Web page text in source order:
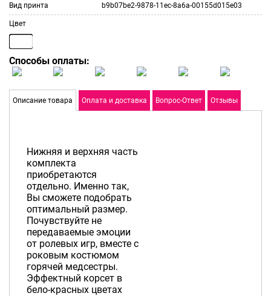
Вид принта b9b07be2-9878-11ec-8a6a-00155d015e03
Цвет
Способы оплаты:
Описание товара Оплата и доставка Вопрос-Ответ Отзывы
Нижняя и верхняя часть
комплекта
приобретаются
отдельно. Именно так,
Вы сможете подобрать
оптимальный размер.
Почувствуйте не
передаваемые эмоции
от ролевых игр, вместе с
роковым костюмом
горячей медсестры.
Эффектный корсет в
бело-красных цветах